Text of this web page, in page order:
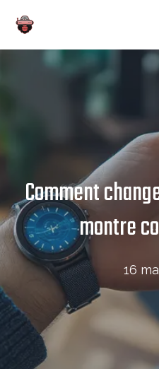
contenu
Comment
montre
16